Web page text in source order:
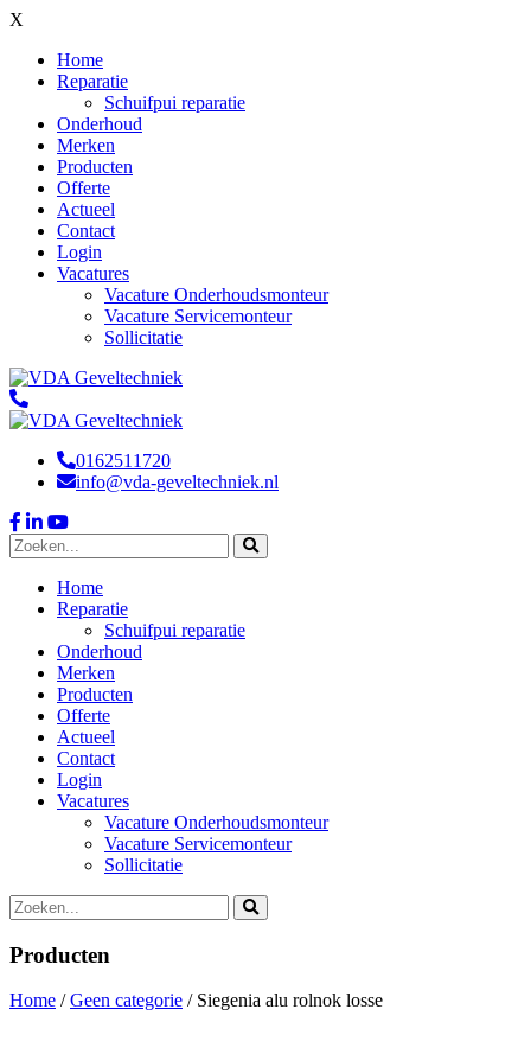
X
Home
Reparatie
Schuifpui reparatie
Onderhoud
Merken
Producten
Offerte
Actueel
Contact
Login
Vacatures
Vacature Onderhoudsmonteur
Vacature Servicemonteur
Sollicitatie
0162511720
info@vda-geveltechniek.nl
Home
Reparatie
Schuifpui reparatie
Onderhoud
Merken
Producten
Offerte
Actueel
Contact
Login
Vacatures
Vacature Onderhoudsmonteur
Vacature Servicemonteur
Sollicitatie
Producten
Home /Geen categorie / Siegenia alu rolnok losse